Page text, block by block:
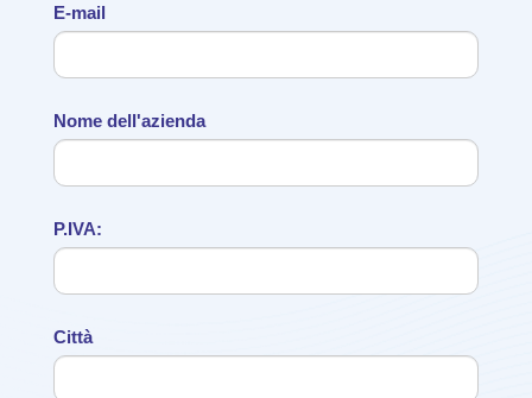
E-mail
Nome dell'azienda
P.IVA:
Città